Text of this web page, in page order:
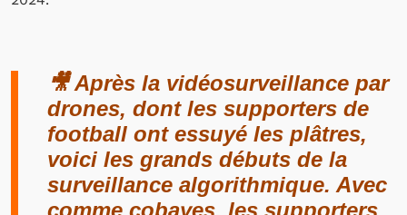
🎥 Après la vidéosurveillance par
drones, dont les supporters de
football ont essuyé les plâtres,
voici les grands débuts de la
surveillance algorithmique. Avec
comme cobayes, les supporters